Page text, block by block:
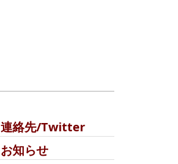
連絡先/Twitter
お知らせ